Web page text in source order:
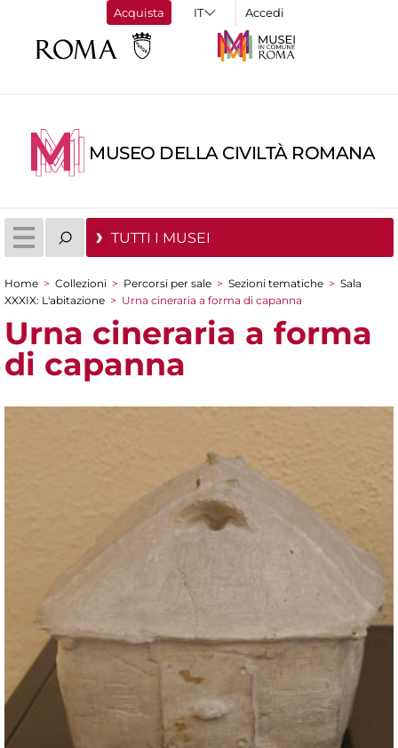
Acquista Accedi
MUSEO DELLA CIVILTÀ ROMANA
TUTTI I MUSEI
Tu sei qui
Home > Collezioni > Percorsi per sale > Sezioni tematiche > Sala
XXXIX: L'abitazione > Urna cineraria a forma di capanna
Urna cineraria a forma
di capanna